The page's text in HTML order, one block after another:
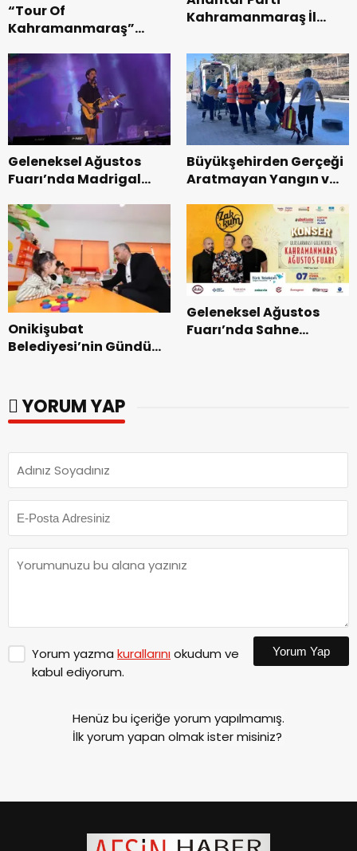
“Tour Of
Kahramanmaraş”
Bisikleti Turnuvası
Tamamlandı.
Kahramanmaraş İl
Teşkilatı ile buluştu.
Geleneksel Ağustos
Fuarı’nda Madrigal
Büyükşehirden Gerçeği
Aratmayan Yangın ve
Onikişubat
Belediyesi’nin Gündüz
başladı.
Geleneksel Ağustos
Fuarı’nda Sahne
YORUM YAP
Yorum yazma kurallarınıokudum ve
kabul ediyorum.
Yorum Yap
Henüz bu içeriğe yorum yapılmamış.
İlk yorum yapan olmak ister misiniz?